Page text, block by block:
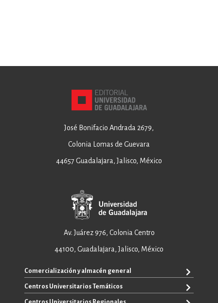
José Bonifacio Andrada 2679,
Colonia Lomas de Guevara
44657 Guadalajara, Jalisco, México
Av. Juárez 976, Colonia Centro
44100, Guadalajara, Jalisco, México
Comercialización y almacén general
ventas@editorial.udg.mx
WhatsApp: +52 33 1433 6869
Centros Universitarios Temáticos